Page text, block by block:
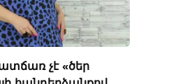
չէ «ծեր